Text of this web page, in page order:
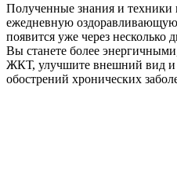
Полученные знания и техники
ежедневную оздоравливающую
появится уже через несколько
Вы станете более
ЖКТ, улучшите внешний вид и
обострений хронических